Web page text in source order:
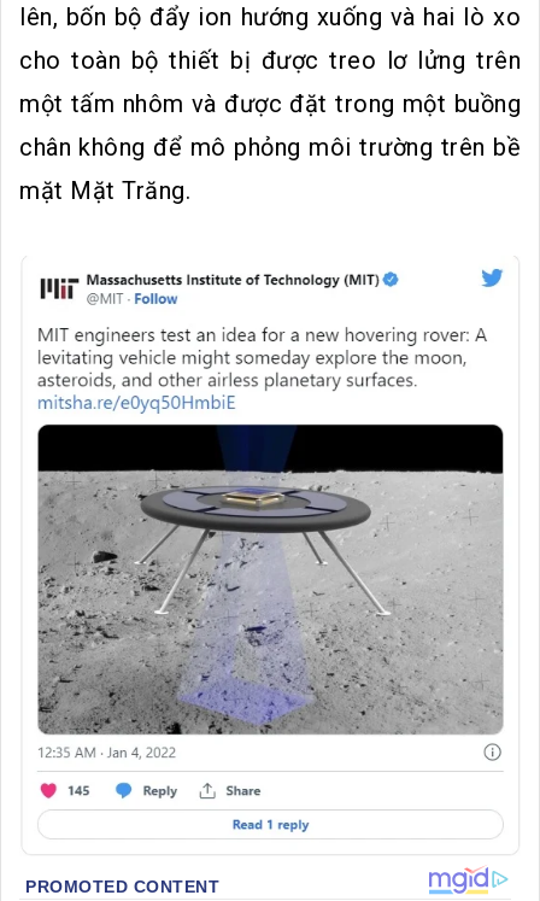
lên, bốn bộ đẩy ion hướng xuống và hai lò xo
cho toàn bộ thiết bị được treo lơ lửng trên
một tấm nhôm và được đặt trong một buồng
chân không để mô phỏng môi trường trên bề
mặt Mặt Trăng.